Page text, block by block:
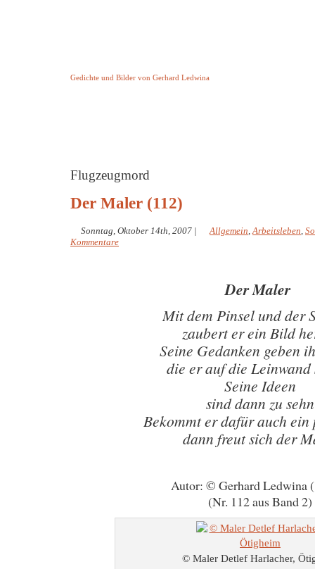
Gedichte und Bilder von Gerhard Ledwina
Flugzeugmord
Der Maler (112)
Sonntag, Oktober 14th, 2007 | Allgemein,Arbeitsleben,
Kommentare
Der Maler
Mit dem Pinsel und der
zaubert er ein Bild
Seine Gedanken geben
die er auf die Leinwand
Seine Ideen
sind dann zu sehn
Bekommt er dafür auch ein
dann freut sich der
Autor: © Gerhard Ledwina
(Nr. 112 aus Band 2)
© Maler Detlef Harlacher,